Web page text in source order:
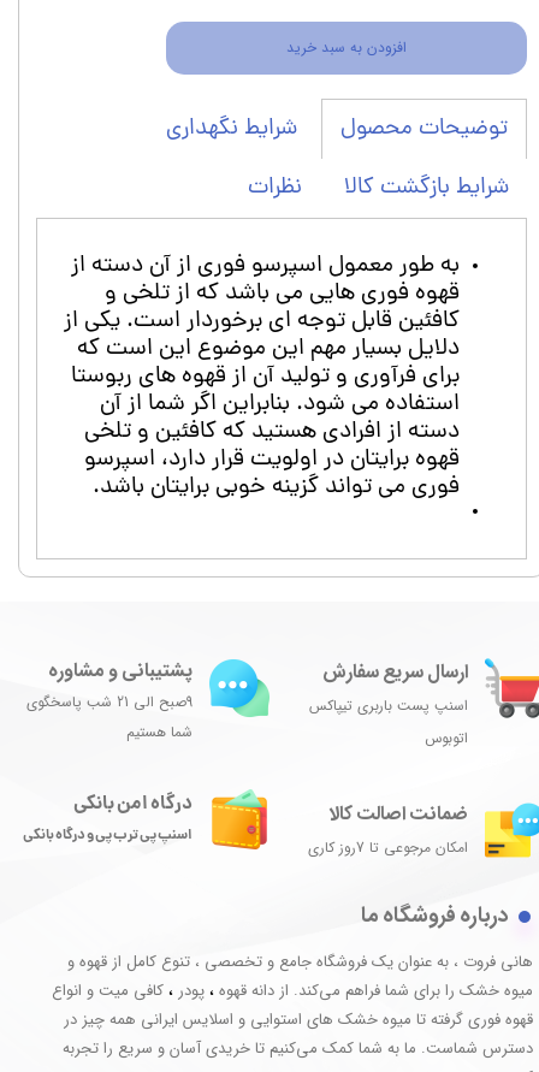
افزودن به سبد خرید
توضیحات محصول
شرایط نگهداری
شرایط بازگشت کالا
نظرات
به طور معمول اسپرسو فوری از آن دسته از
قهوه فوری هایی می باشد که از تلخی و
کافئین قابل توجه ای برخوردار است. یکی از
دلایل بسیار مهم این موضوع این است که
برای فرآوری و تولید آن از قهوه های ربوستا
استفاده می شود. بنابراین اگر شما از آن
دسته از افرادی هستید که کافئین و تلخی
قهوه برایتان در اولویت قرار دارد، اسپرسو
فوری می تواند گزینه خوبی برایتان باشد.
ارسال سریع سفارش
اسنپ پست باربری تیپاکس
اتوبوس
درگاه امن بانکی
اسنپ پی ترب پی و درگاه بانکی
پشتیبانی و مشاوره
9صبح الی 21 شب پاسخگوی
شما هستیم
ضمانت اصالت کالا
امکان مرجوعی تا 7روز کاری
درباره فروشگاه ما
هانی فروت ، به عنوان یک فروشگاه جامع و تخصصی ، تنوع کامل از قهوه و
میوه خشک را برای شما فراهم می‌کند. از دانه قهوه ، پودر ، کافی میت و انواع
قهوه فوری گرفته تا میوه خشک های استوایی و اسلایس ایرانی همه چیز در
دسترس شماست. ما به شما کمک می‌کنیم تا خریدی آسان و سریع را تجربه